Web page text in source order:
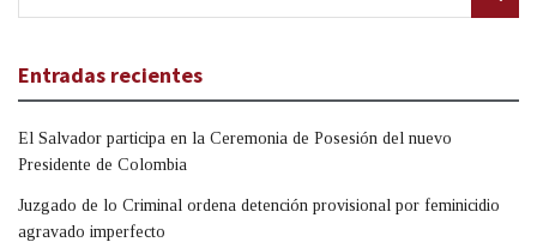
Entradas recientes
El Salvador participa en la Ceremonia de Posesión del nuevo
Presidente de Colombia
Juzgado de lo Criminal ordena detención provisional por feminicidio
agravado imperfecto